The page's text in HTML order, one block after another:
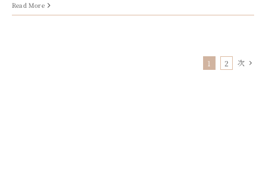
Read More
1 2 次